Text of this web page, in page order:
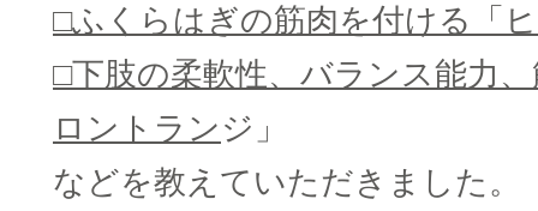
□ふくらはぎの筋肉を付ける「
□下肢の柔軟性、バランス能力
ロントラン ジ」
などを教えていただきました。